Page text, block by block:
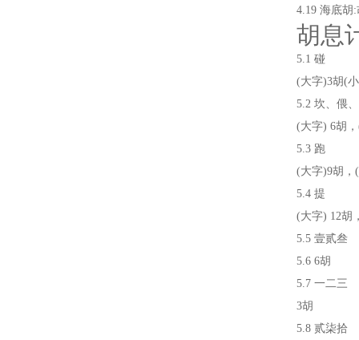
4.19 海底胡
胡息
5.1 碰
(大字)3胡(
5.2 坎、偎
(大字) 6胡
5.3 跑
(大字)9胡，
5.4 提
(大字) 12胡
5.5 壹贰叁
5.6 6胡
5.7 一二三
3胡
5.8 贰柒拾